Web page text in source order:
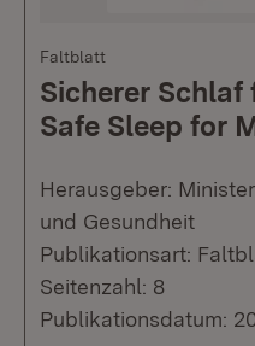
Faltblatt
Sicherer Schlaf
Safe Sleep for
Herausgeber:
und Gesundheit
Publikationsart:
Seitenzahl: 8
Publikationsdatum: